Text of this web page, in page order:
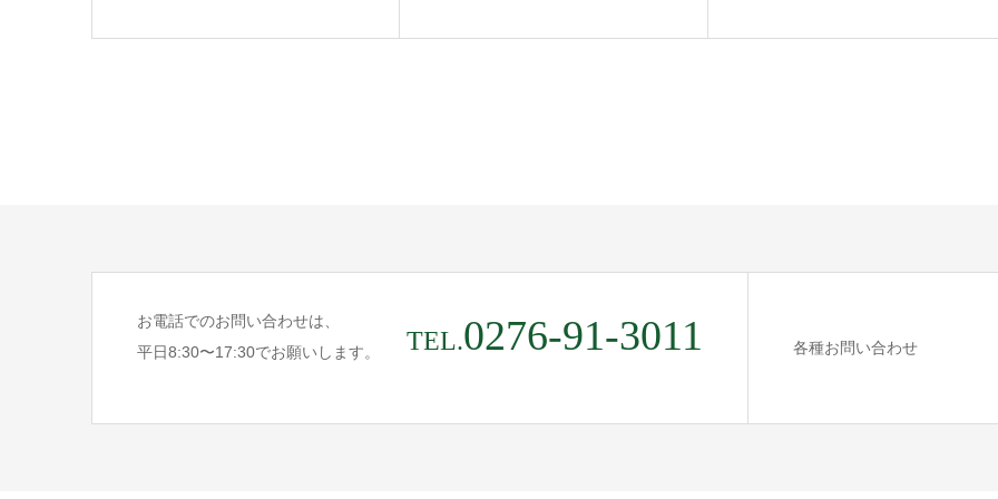
お電話でのお問い合わせは、
平日8:30〜17:30でお願いします。
TEL.0276-91-3011 各種お問い合わせ